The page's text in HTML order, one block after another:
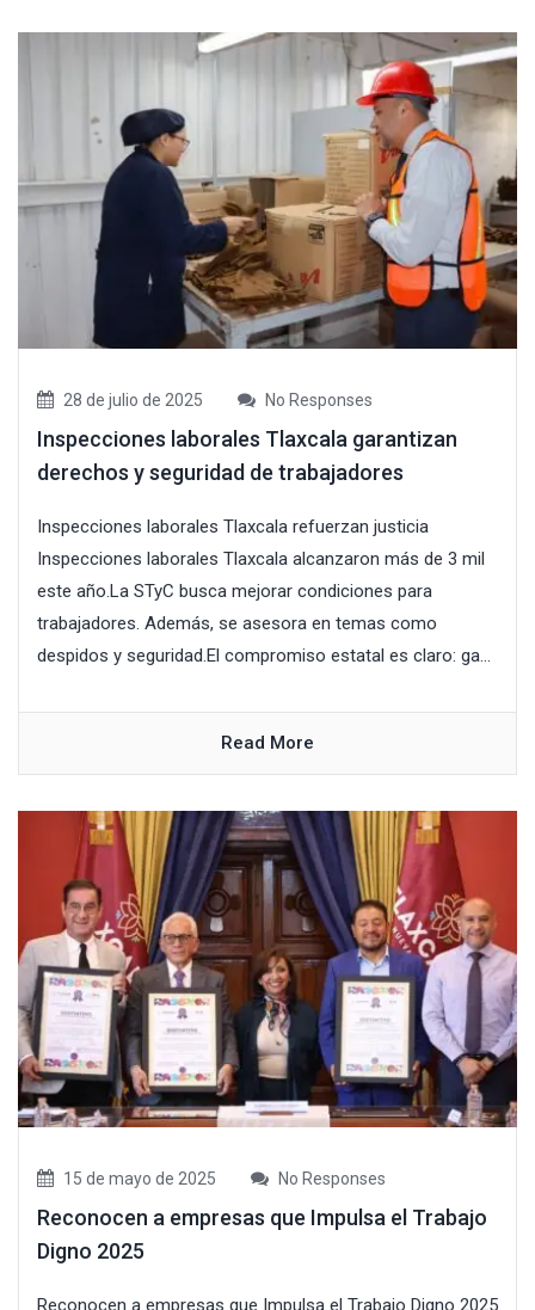
28 de julio de 2025 No Responses
Inspecciones laborales Tlaxcala garantizan
derechos y seguridad de trabajadores
Inspecciones laborales Tlaxcala refuerzan justicia
Inspecciones laborales Tlaxcala alcanzaron más de 3 mil
este año.La STyC busca mejorar condiciones para
trabajadores. Además, se asesora en temas como
despidos y seguridad.El compromiso estatal es claro: ga...
Read More
15 de mayo de 2025 No Responses
Reconocen a empresas que Impulsa el Trabajo
Digno 2025
Reconocen a empresas que Impulsa el Trabajo Digno 2025